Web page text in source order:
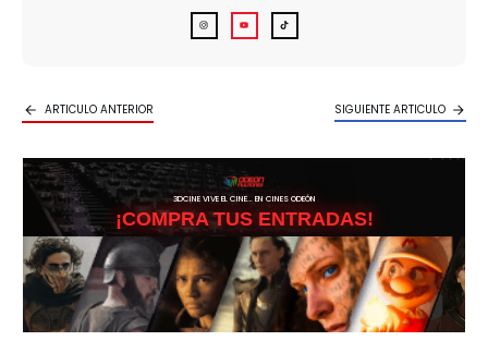
ARTICULO ANTERIOR SIGUIENTE ARTICULO
3DCINE VIVE EL CINE… EN CINES ODEÓN
¡COMPRA TUS ENTRADAS!